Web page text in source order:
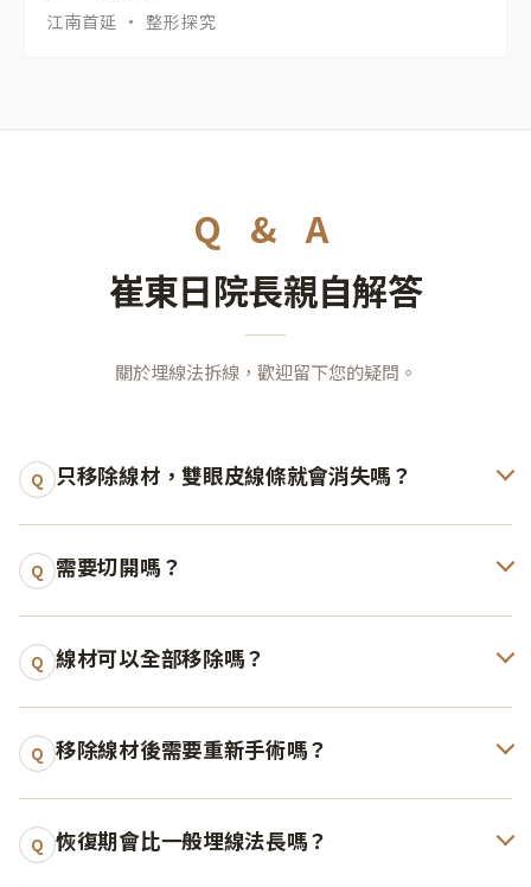
江南首延 · 整形探究
Q & A
崔東日院長親自解答
關於埋線法拆線，歡迎留下您的疑問。
Q 只移除線材，雙眼皮線條就會消失嗎？
Q 需要切開嗎？
Q 線材可以全部移除嗎？
Q 移除線材後需要重新手術嗎？
Q 恢復期會比一般埋線法長嗎？